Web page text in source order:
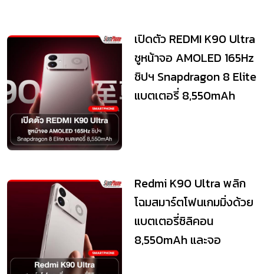
เปิดตัว REDMI K90 Ultra
ชูหน้าจอ AMOLED 165Hz
ชิปฯ Snapdragon 8 Elite
แบตเตอรี่ 8,550mAh
Redmi K90 Ultra พลิก
โฉมสมาร์ตโฟนเกมมิ่งด้วย
แบตเตอรี่ซิลิคอน
8,550mAh และจอ